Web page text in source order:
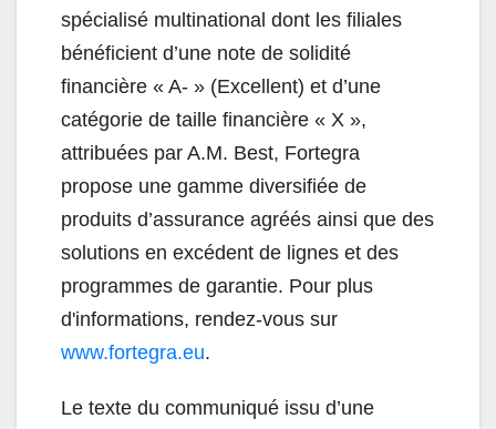
spécialisé multinational dont les filiales
bénéficient d’une note de solidité
financière « A- » (Excellent) et d’une
catégorie de taille financière « X »,
attribuées par A.M. Best, Fortegra
propose une gamme diversifiée de
produits d’assurance agréés ainsi que des
solutions en excédent de lignes et des
programmes de garantie. Pour plus
d'informations, rendez-vous sur
www.fortegra.eu.
Le texte du communiqué issu d’une